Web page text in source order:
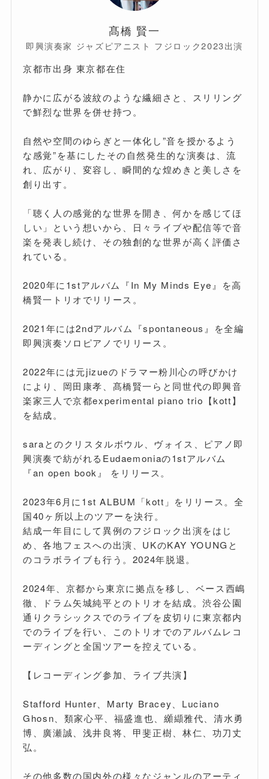
髙橋 賢一
即興演奏家 ジャズピアニスト フジロック2023出演
京都市出身 東京都在住
静かに広がる波紋のような繊細さと、スリリング
で鮮烈な世界を併せ持つ。
自然や空間のゆらぎと一体化し”音を授かるよう
な感覚”を基にしたその自然発生的な演奏は、流
れ、広がり、変容し、瞬間的な煌めきと美しさを
創り出す。
「聴く人の感覚的な世界を開き、何かを感じてほ
しい」という想いから、日々ライブや配信等で音
楽を発表し続け、その独創的な世界が高く評価さ
れている。
2020年に1stアルバム『In My Minds Eye』を高
橋賢一トリオでリリース。
2021年には2ndアルバム『spontaneous』を全編
即興演奏ソロピアノでリリース。
2022年には元jizueのドラマー粉川心の呼びかけ
により、岡田康孝、髙橋賢一らと同世代の即興音
楽家三人で京都experimental piano trio【kott】
を結成。
saraとのクリスタルボウル、ヴォイス、ピアノ即
興演奏で紡がれるEudaemoniaの1stアルバム
『an open book』 をリリース。
2023年6月に1st ALBUM「kott」をリリース。全
国40ヶ所以上のツアーを決行。
結成一年目にして異例のフジロック出演をはじ
め、各地フェスへの出演、UKのKAY YOUNGと
のコラボライブも行う。2024年脱退。
2024年、京都から東京に拠点を移し、ベース西嶋
徹、ドラム矢城純平とのトリオを結成。渋谷公園
通りクラシックスでのライブを皮切りに東京都内
でのライブを行い、このトリオでのアルバムレコ
ーディングと全国ツアーを控えている。
【レコーディング参加、ライブ共演】
Stafford Hunter、Marty Bracey、Luciano
Ghosn、類家心平、福盛進也、纐纈雅代、清水勇
博、廣瀬誠、浅井良将、甲斐正樹、林仁、功刀丈
弘。
その他多数の国内外の様々なジャンルのアーティ